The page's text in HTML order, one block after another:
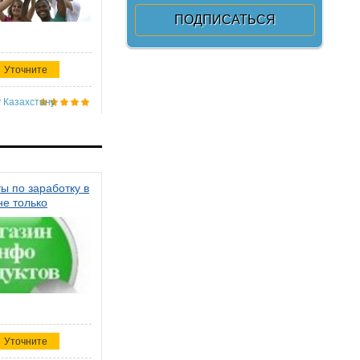
Уточните
Казахстану
по заработку в
только
Уточните